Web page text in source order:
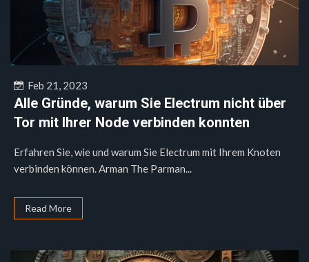
Feb 21, 2023
Alle Gründe, warum Sie Electrum nicht über
Tor mit Ihrer Node verbinden konnten
Erfahren Sie, wie und warum Sie Electrum mit Ihrem Knoten
verbinden können. Arman The Parman...
Read More